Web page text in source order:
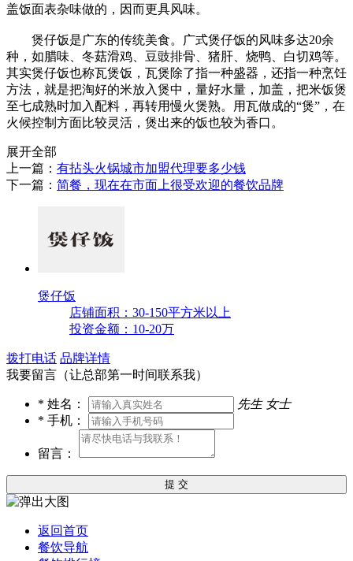
盖饭面表杂味做的，因而更具风味。
煲仔饭是广东的传统美食。广式煲仔饭的风味多达20余
种，如腊味、冬菇滑鸡、豆豉排骨、猪肝、烧鸭、白切鸡等。
其实煲仔饭也称瓦煲饭，瓦煲除了指一种盛器，还指一种烹饪
方法，就是把淘好的米放入煲中，量好水量，加盖，把米饭煲
至七成熟时加入配料，再转用慢火煲熟。用瓦做成的“煲”，在
火候控制方面比较灵活，煲出来的饭也较为香口。
展开全部
上一篇： 有拈头火锅城市加盟代理要多少钱
下一篇： 简餐，现在在市面上很受欢迎的餐饮品牌
煲仔饭
店铺面积：30-150平方米以上
投资金额：10-20万
拨打电话 品牌详情
我要留言（让总部第一时间联系我）
* 姓名： 先生 女士
* 手机：
留言：
提 交
返回首页
餐饮导航